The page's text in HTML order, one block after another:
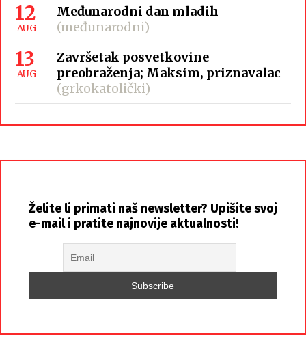
12
AUG
Međunarodni dan mladih
(međunarodni)
13
AUG
Završetak posvetkovine
preobraženja; Maksim, priznavalac
(grkokatolički)
Želite li primati naš newsletter? Upišite svoj
e-mail i pratite najnovije aktualnosti!